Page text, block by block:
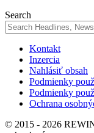
Search
Kontakt
Inzercia
Nahlásiť obsah
Podmienky
Podmienky
Ochrana
© 2015 - 2026